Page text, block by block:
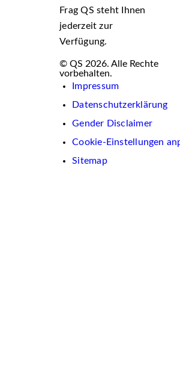
Frag QS steht Ihnen
jederzeit zur
Verfügung.
© QS 2026. Alle Rechte
vorbehalten.
Impressum
Datenschutzerklärung
Gender Disclaimer
Cookie-Einstellungen
Sitemap